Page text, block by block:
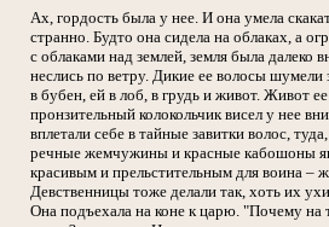
Ах, гордость была у нее. И она умела
странно. Будто она сидела на облаках, а
с облаками над землей, земля была далеко
неслись по ветру. Дикие ее волосы шумели
в бубен, ей в лоб, в грудь и живот. Живот
пронзительный колокольчик висел у нее
вплетали себе в тайные завитки волос,
речные жемчужины и красные кабошоны
красивым и прельстительным для воина –
Девственницы тоже делали так, хоть их
Она подъехала на коне к царю. "Почему на